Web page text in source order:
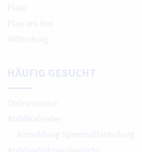
Plate
Plau am See
Wittenburg
HÄUFIG GESUCHT
Onlineservice
Abfallkalender
Anmeldung Sperrmüllabholung